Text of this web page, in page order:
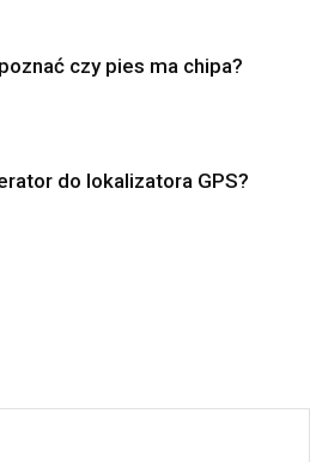
czy pies ma chipa?
do lokalizatora GPS?